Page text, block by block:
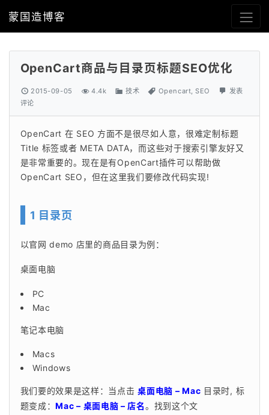
蒙国造博客
OpenCart商品与目录页标题SEO优化
2015-09-05 4.4k 技术 Opencart,SEO
发表
评论
OpenCart 在 SEO 方面不是很尽如人意，很难定制标题
Title 标签或者 META DATA，而这些对于搜索引擎友好又
是非常重要的。现在是有OpenCart插件可以帮助做
OpenCart SEO，但在这里我们要修改代码实现!
1 目录页
以官网 demo 店里的商品目录为例：
桌面电脑
PC
Mac
笔记本电脑
Macs
Windows
我们要的效果是这样：当点击 桌面电脑 – Mac 目录时, 标
题变成：Mac – 桌面电脑 – 店名。找到这个文